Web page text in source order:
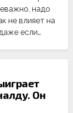
надо
не влияет на
если…
Он